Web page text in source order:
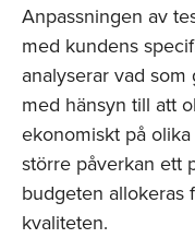
Anpassningen av
med kundens
analyserar vad
med hänsyn till att
ekonomiskt på
större påverkan ett
budgeten allokeras
kvaliteten.